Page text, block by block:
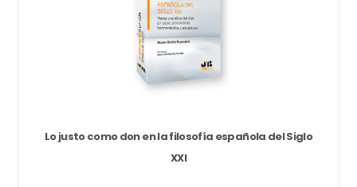
Lo justo como don en la filosofía española del Siglo
XXI